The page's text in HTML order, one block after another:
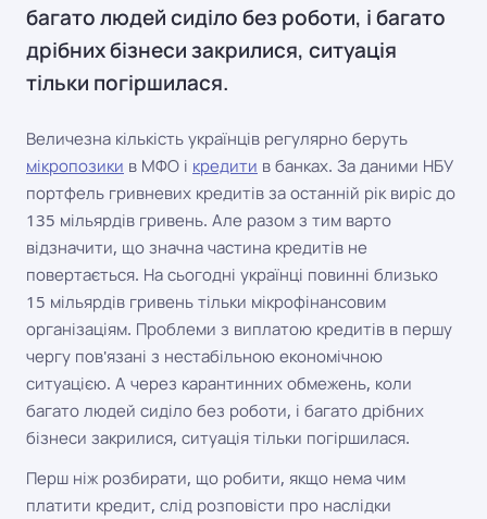
багато людей сиділо без роботи, і багато
дрібних бізнеси закрилися, ситуація
тільки погіршилася.
Величезна кількість українців регулярно беруть
мікропозики в МФО і кредити в банках. За даними НБУ
портфель гривневих кредитів за останній рік виріс до
135 мільярдів гривень. Але разом з тим варто
відзначити, що значна частина кредитів не
повертається. На сьогодні українці повинні близько
15 мільярдів гривень тільки мікрофінансовим
організаціям. Проблеми з виплатою кредитів в першу
чергу пов'язані з нестабільною економічною
ситуацією. А через карантинних обмежень, коли
багато людей сиділо без роботи, і багато дрібних
бізнеси закрилися, ситуація тільки погіршилася.
Перш ніж розбирати, що робити, якщо нема чим
платити кредит, слід розповісти про наслідки